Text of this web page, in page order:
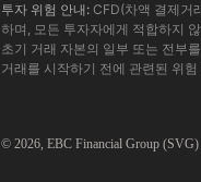
투자 위험 안내: CFD(차액 결제거
하며, 모든 투자자에게 적합하지
초기 거래 자본의 일부 또는 전부
거래를 시작하기 전에 관련된 위
© 2026, EBC Financial Group